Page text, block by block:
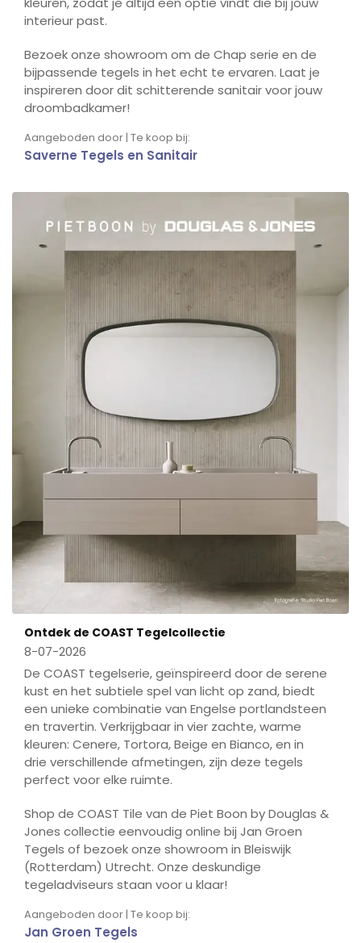
interieur past.
Bezoek onze showroom om de Chap serie en de
bijpassende tegels in het echt te ervaren. Laat je
inspireren door dit schitterende sanitair voor jouw
droombadkamer!
Aangeboden door | Te koop bij:
Saverne Tegels en Sanitair
Ontdek de COAST Tegelcollectie
8-07-2026
De COAST tegelserie, geïnspireerd door de serene
kust en het subtiele spel van licht op zand, biedt
een unieke combinatie van Engelse portlandsteen
en travertin. Verkrijgbaar in vier zachte, warme
kleuren: Cenere, Tortora, Beige en Bianco, en in
drie verschillende afmetingen, zijn deze tegels
perfect voor elke ruimte.
Shop de COAST Tile van de Piet Boon by Douglas &
Jones collectie eenvoudig online bij Jan Groen
Tegels of bezoek onze showroom in Bleiswijk
(Rotterdam) Utrecht. Onze deskundige
tegeladviseurs staan voor u klaar!
Aangeboden door | Te koop bij:
Jan Groen Tegels